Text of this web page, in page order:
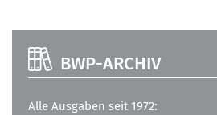
BWP-ARCHIV
Alle Ausgaben seit 1972: